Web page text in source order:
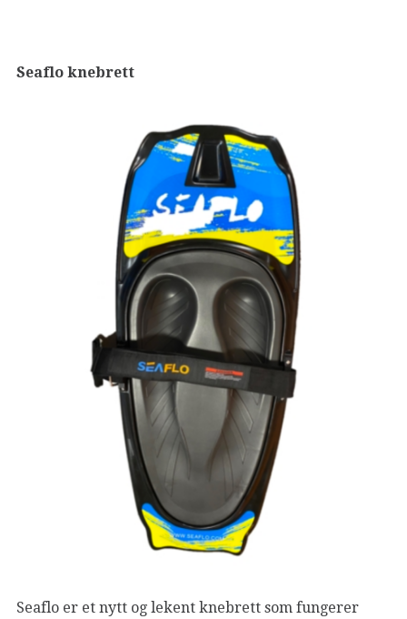
Seaflo knebrett
Seaflo er et nytt og lekent knebrett som fungerer